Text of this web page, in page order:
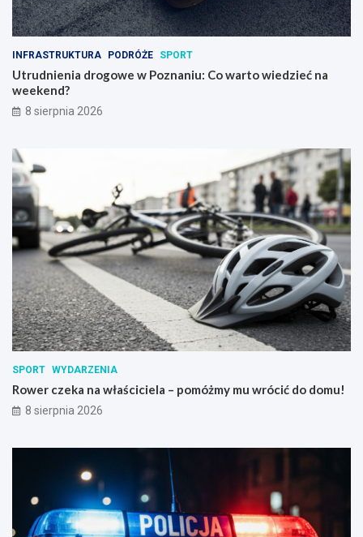
INFRASTRUKTURA PODRÓŻE SPORT
Utrudnienia drogowe w Poznaniu: Co warto wiedzieć na
weekend?
8 sierpnia 2026
SPORT WYDARZENIA
Rower czeka na właściciela – pomóżmy mu wrócić do domu!
8 sierpnia 2026